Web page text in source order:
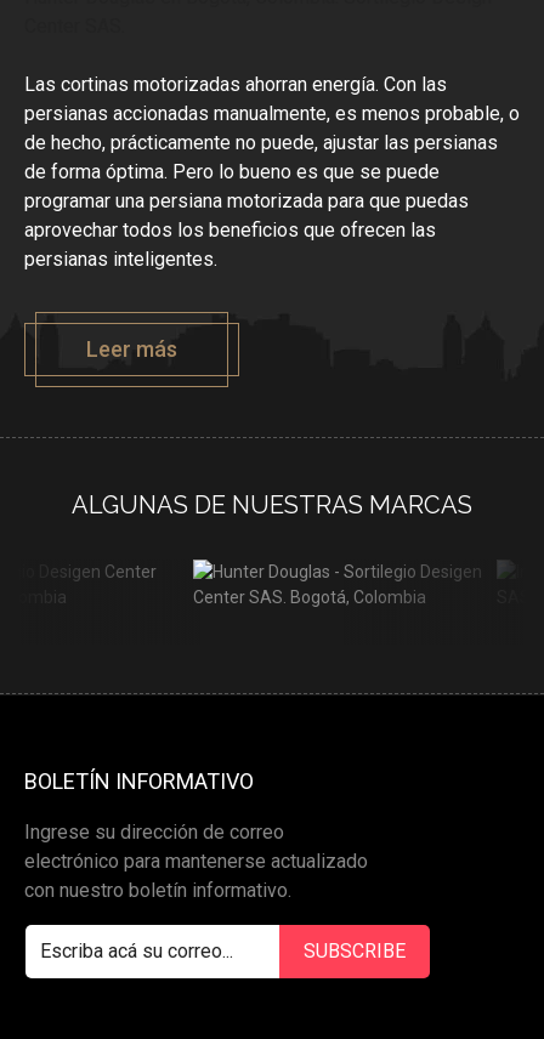
Las cortinas motorizadas ahorran energía. Con las
persianas accionadas manualmente, es menos probable, o
de hecho, prácticamente no puede, ajustar las persianas
de forma óptima. Pero lo bueno es que se puede
programar una persiana motorizada para que puedas
aprovechar todos los beneficios que ofrecen las
persianas inteligentes.
Leer más
ALGUNAS DE NUESTRAS MARCAS
BOLETÍN INFORMATIVO
Ingrese su dirección de correo
electrónico para mantenerse actualizado
con nuestro boletín informativo.